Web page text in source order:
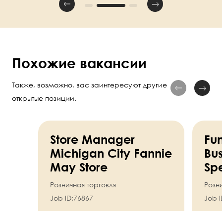
Похожие вакансии
Также, возможно, вас заинтересуют другие
открытые позиции.
Store Manager
Michigan City Fannie
May Store
Розничная торговля
Job ID:76867
Job